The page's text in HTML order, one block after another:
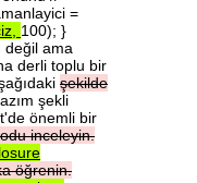
=
100); }
değil ama
derli toplu bir
şekilde
şekli
önemli bir
inceleyin.
öğrenin.